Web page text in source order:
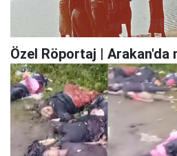
Özel Röportaj | Arakan'da